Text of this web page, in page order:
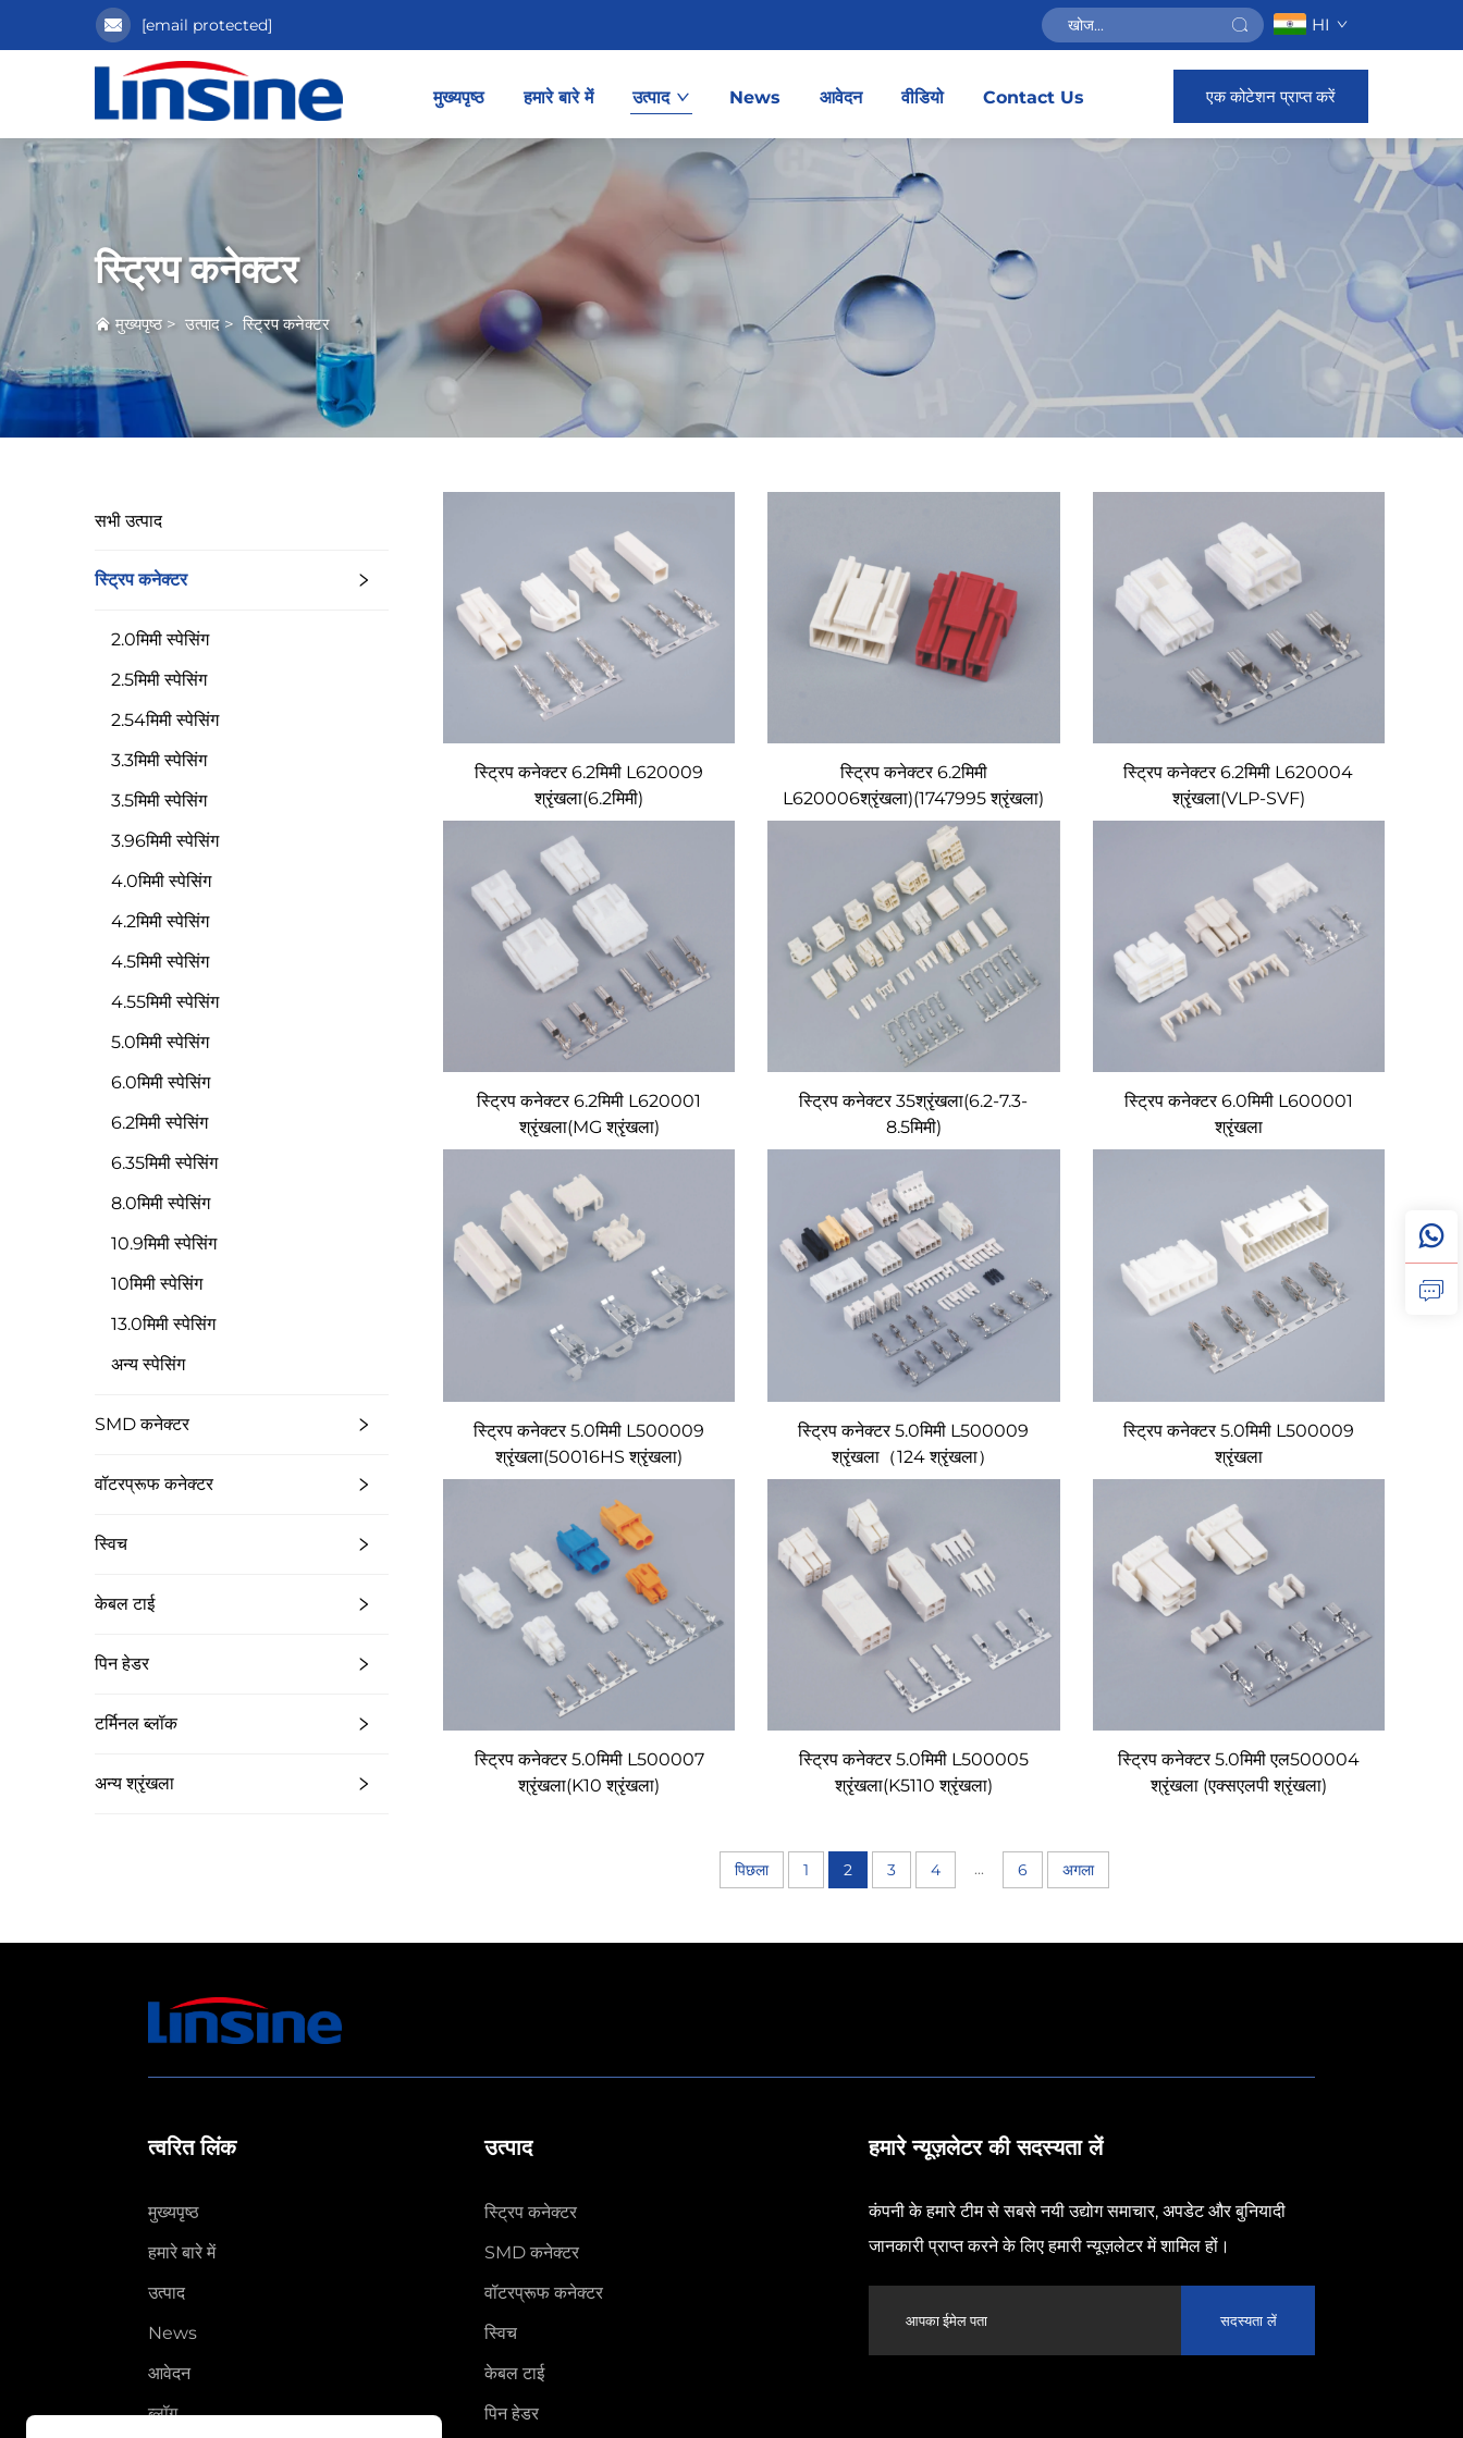
[email protected] HI
मुख्यपृष्ठ हमारे बारे में उत्पाद News आवेदन वीडियो Contact Us एक कोटेशन प्राप्त करें
स्ट्रिप कनेक्टर
मुख्यपृष्ठ > उत्पाद> स्ट्रिप कनेक्टर
सभी उत्पाद
स्ट्रिप कनेक्टर
2.0मिमी स्पेसिंग
2.5मिमी स्पेसिंग
2.54मिमी स्पेसिंग
3.3मिमी स्पेसिंग
3.5मिमी स्पेसिंग
3.96मिमी स्पेसिंग
4.0मिमी स्पेसिंग
4.2मिमी स्पेसिंग
4.5मिमी स्पेसिंग
4.55मिमी स्पेसिंग
5.0मिमी स्पेसिंग
6.0मिमी स्पेसिंग
6.2मिमी स्पेसिंग
6.35मिमी स्पेसिंग
8.0मिमी स्पेसिंग
10.9मिमी स्पेसिंग
10मिमी स्पेसिंग
13.0मिमी स्पेसिंग
अन्य स्पेसिंग
SMD कनेक्टर
वॉटरप्रूफ कनेक्टर
स्विच
केबल टाई
पिन हेडर
टर्मिनल ब्लॉक
अन्य श्रृंखला
स्ट्रिप कनेक्टर 6.2मिमी L620009
श्रृंखला(6.2मिमी)
स्ट्रिप कनेक्टर 6.2मिमी
L620006श्रृंखला)(1747995 श्रृंखला)
स्ट्रिप कनेक्टर 6.2मिमी L620004
श्रृंखला(VLP-SVF)
स्ट्रिप कनेक्टर 6.2मिमी L620001
श्रृंखला(MG श्रृंखला)
स्ट्रिप कनेक्टर 35श्रृंखला(6.2-7.3-
8.5मिमी)
स्ट्रिप कनेक्टर 6.0मिमी L600001
श्रृंखला
स्ट्रिप कनेक्टर 5.0मिमी L500009
श्रृंखला(50016HS श्रृंखला)
स्ट्रिप कनेक्टर 5.0मिमी L500009
श्रृंखला（124 श्रृंखला）
स्ट्रिप कनेक्टर 5.0मिमी L500009
श्रृंखला
स्ट्रिप कनेक्टर 5.0मिमी L500007
श्रृंखला(K10 श्रृंखला)
स्ट्रिप कनेक्टर 5.0मिमी L500005
श्रृंखला(K5110 श्रृंखला)
स्ट्रिप कनेक्टर 5.0मिमी एल500004
श्रृंखला (एक्सएलपी श्रृंखला)
पिछला 1 2 3 4 ... 6 अगला
त्वरित लिंक
मुख्यपृष्ठ
हमारे बारे में
उत्पाद
News
आवेदन
ब्लॉग
उत्पाद
स्ट्रिप कनेक्टर
SMD कनेक्टर
वॉटरप्रूफ कनेक्टर
स्विच
केबल टाई
पिन हेडर
हमारे न्यूज़लेटर की सदस्यता लें
कंपनी के हमारे टीम से सबसे नयी उद्योग समाचार, अपडेट और बुनियादी
जानकारी प्राप्त करने के लिए हमारी न्यूज़लेटर में शामिल हों।
सदस्यता लें